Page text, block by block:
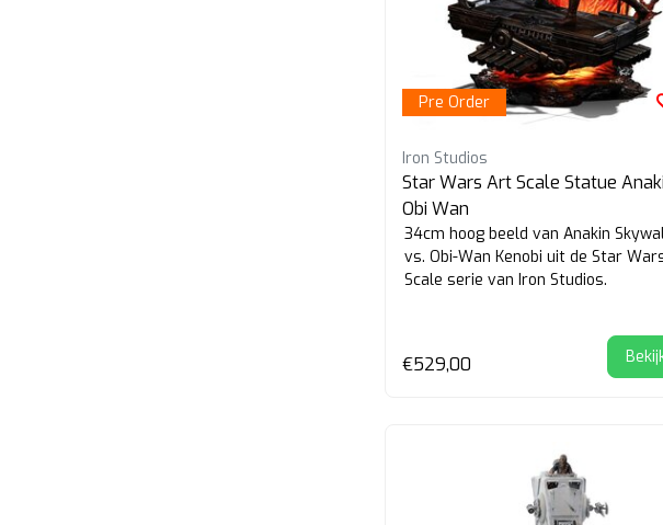
Pre Order
Iron Studios
Star Wars Art Scale Statue
Obi Wan
34cm hoog beeld van Anakin
vs. Obi-Wan Kenobi uit de Star
Scale serie van Iron Studios.
€529,00